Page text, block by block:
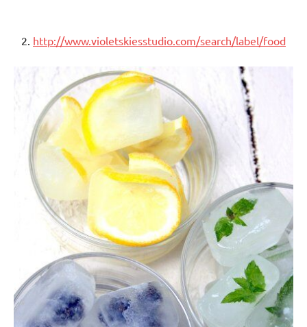
2. http://www.violetskiesstudio.com/search/label/food